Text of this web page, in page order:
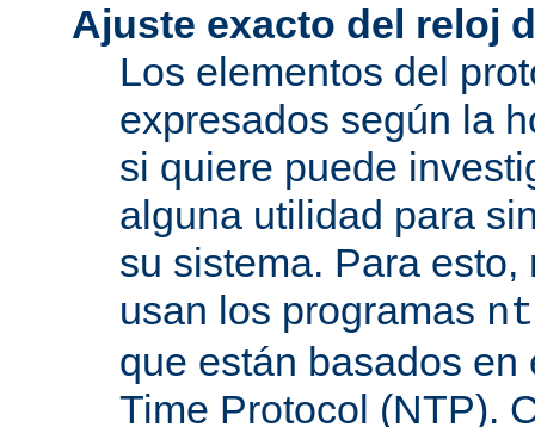
Ajuste exacto del reloj
Los elementos del
expresados según la
si quiere puede
alguna utilidad para
su sistema. Para esto,
usan los programas
que están basados
Time Protocol (NTP).